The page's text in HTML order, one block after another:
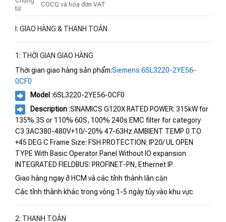
từ
COCQ và hóa đơn VAT
I: GIAO HÀNG & THANH TOÁN
1: THỜI GIAN GIAO HÀNG
Thời gian giao hàng sản phẩm:Siemens 6SL3220-2YE56-
0CF0
Model :6SL3220-2YE56-0CF0
Description:SINAMICS G120X RATED POWER: 315kW for
135% 3S or 110% 60S, 100% 240s EMC filter for category
C3 3AC380-480V+10/-20% 47-63Hz AMBIENT TEMP 0 TO
+45 DEG C Frame Size: FSH PROTECTION: IP20/ UL OPEN
TYPE With Basic Operator Panel Without IO expansion
INTEGRATED FIELDBUS: PROFINET-PN, Ethernet IP
Giao hàng ngay ở HCM và các tỉnh thành lân cận
Các tỉnh thành khác trong vòng 1-5 ngày tùy vào khu vực
2: THANH TOÁN